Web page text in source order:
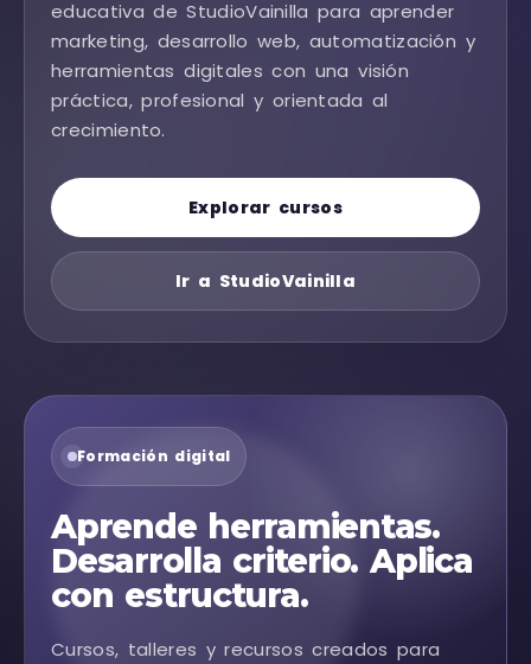
educativa de StudioVainilla para aprender
marketing, desarrollo web, automatización y
herramientas digitales con una visión
práctica, profesional y orientada al
crecimiento.
Explorar cursos
Ir a StudioVainilla
Formación digital
Aprende herramientas.
Desarrolla criterio. Aplica
con estructura.
Cursos, talleres y recursos creados para